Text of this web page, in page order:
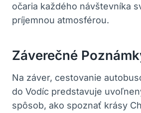
očaria každého návštevníka
príjemnou atmosférou.
Záverečné
Na záver, cestovanie
do Vodíc predstavuje
spôsob, ako spoznať krásy